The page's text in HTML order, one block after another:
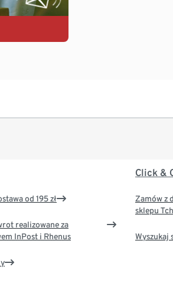
od 195 zł
realizowane za
InPost i Rhenus
Click &
Zamów z
sklepu
Wyszukaj